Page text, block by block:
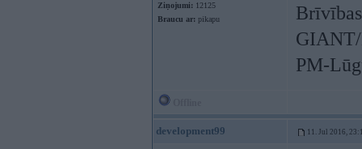
Ziņojumi: 12125
Braucu ar: pikapu
GIANT/
PM-
development99 11. Jul 2016,